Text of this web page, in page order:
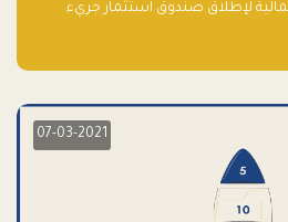
لإطلاق صندوق استثمار جريء
07-03-2021